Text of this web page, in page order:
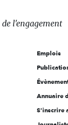
de l'engagement
Emplois
Annuaire
S'inscrire